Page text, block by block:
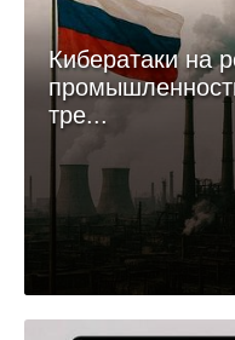
Кибератаки на
тре...